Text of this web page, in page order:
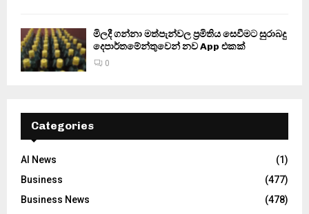
මිලදී ගන්නා මත්පැන්වල ප්‍රමිතිය සෙවීමට සුරාබදු
දෙපාර්තමේන්තුවෙන් නව App එකක්
0
Categories
AI News
(1)
Business
(477)
Business News
(478)